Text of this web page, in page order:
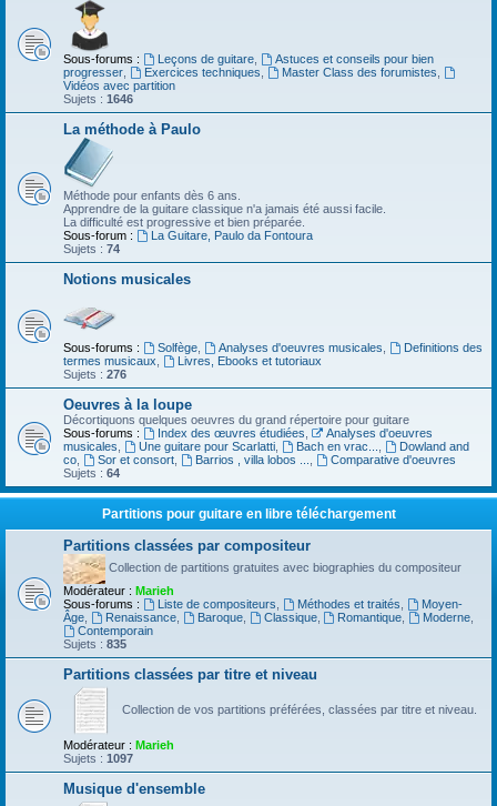
Sous-forums : Leçons de guitare,
Astuces et conseils pour bien
progresser
Exercices techniques Master Class des forumistes
Vidéos avec partition
Sujets : 1646
La méthode à Paulo
Méthode pour enfants dès 6 ans.
Apprendre de la guitare classique n'a jamais été aussi facile.
La difficulté est progressive et bien préparée.
Sous-forum :
La Guitare, Paulo da Fontoura
Sujets : 74
Notions musicales
Sous-forums : Solfège, Analyses d'oeuvres musicales
Definitions des
termes musicaux
Livres, Ebooks et tutoriaux
Sujets : 276
Oeuvres à la loupe
Décortiquons quelques oeuvres du grand répertoire pour guitare
Sous-forums :
Index des œuvres étudiées
Analyses d'oeuvres
musicales
Une guitare pour Scarlatti, Bach en vrac...
Dowland and
co
Sor et consort, Barrios , villa lobos ...
Comparative d'oeuvres
Sujets : 64
Partitions pour guitare en libre téléchargement
Partitions classées par compositeur
Collection de partitions gratuites avec biographies du compositeur
Modérateur : Marieh
Sous-forums :
Liste de compositeurs Méthodes et traités
Moyen-
Âge
Renaissance, Baroque, Classique, Romantique Moderne
Contemporain
Sujets : 835
Partitions classées par titre et niveau
Collection de vos partitions préférées, classées par titre et niveau.
Modérateur : Marieh
Sujets : 1097
Musique d'ensemble